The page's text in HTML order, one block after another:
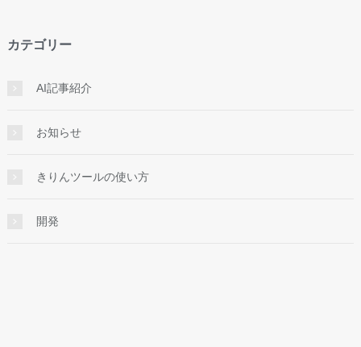
カテゴリー
AI記事紹介
お知らせ
きりんツールの使い方
開発